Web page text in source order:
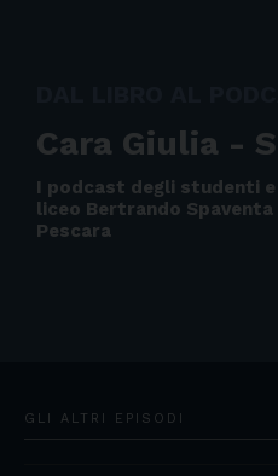
Cara Giulia -
I podcast degli studenti
liceo Bertrando
Pescara
GLI ALTRI EPISODI